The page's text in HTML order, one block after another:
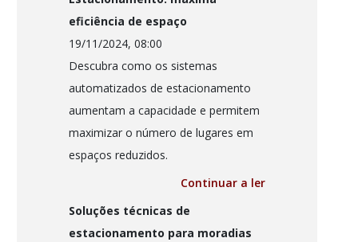
eficiência de espaço
19/11/2024, 08:00
Descubra como os sistemas
automatizados de estacionamento
aumentam a capacidade e permitem
maximizar o número de lugares em
espaços reduzidos.
Continuar a ler
Soluções técnicas de
estacionamento para moradias